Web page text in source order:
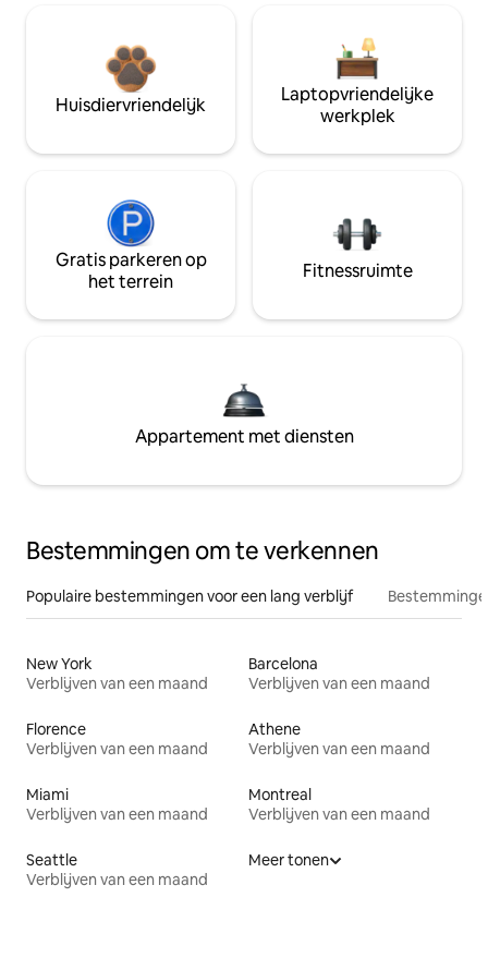
Huisdiervriendelijk
Laptopvriendelijke
werkplek
Gratis parkeren op
het terrein
Fitnessruimte
Appartement met diensten
Bestemmingen om te verkennen
Populaire bestemmingen voor een lang verblijf
New York
Verblijven van een maand
Barcelona
Verblijven van een maand
Florence
Verblijven van een maand
Athene
Verblijven van een maand
Miami
Verblijven van een maand
Montreal
Verblijven van een maand
Seattle
Verblijven van een maand
Meer tonen